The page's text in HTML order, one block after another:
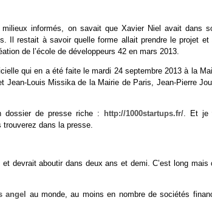
informés, on savait que Xavier Niel avait dans
Il restait à savoir quelle forme allait prendre le projet
de l’école de développeurs 42 en mars 2013.
qui en a été faite le mardi 24 septembre 2013 à la
Jean-Louis Missika de la Mairie de Paris, Jean-Pierre
dossier de presse riche : http://1000startups.fr/. Et je
dans la presse.
devrait aboutir dans deux ans et demi. C’est long
angel
au monde, au moins en nombre de sociétés